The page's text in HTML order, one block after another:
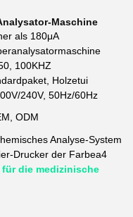
Maschine
als 180μA
100KHZ
Holzetui
240V, 50Hz/60Hz
ODM
Analyse-System
Drucker der Farbea4
für die medizinische